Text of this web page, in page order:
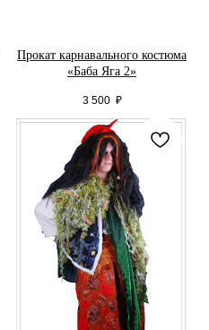
Прокат карнавального костюма
«Баба Яга 2»
3 500 ₽